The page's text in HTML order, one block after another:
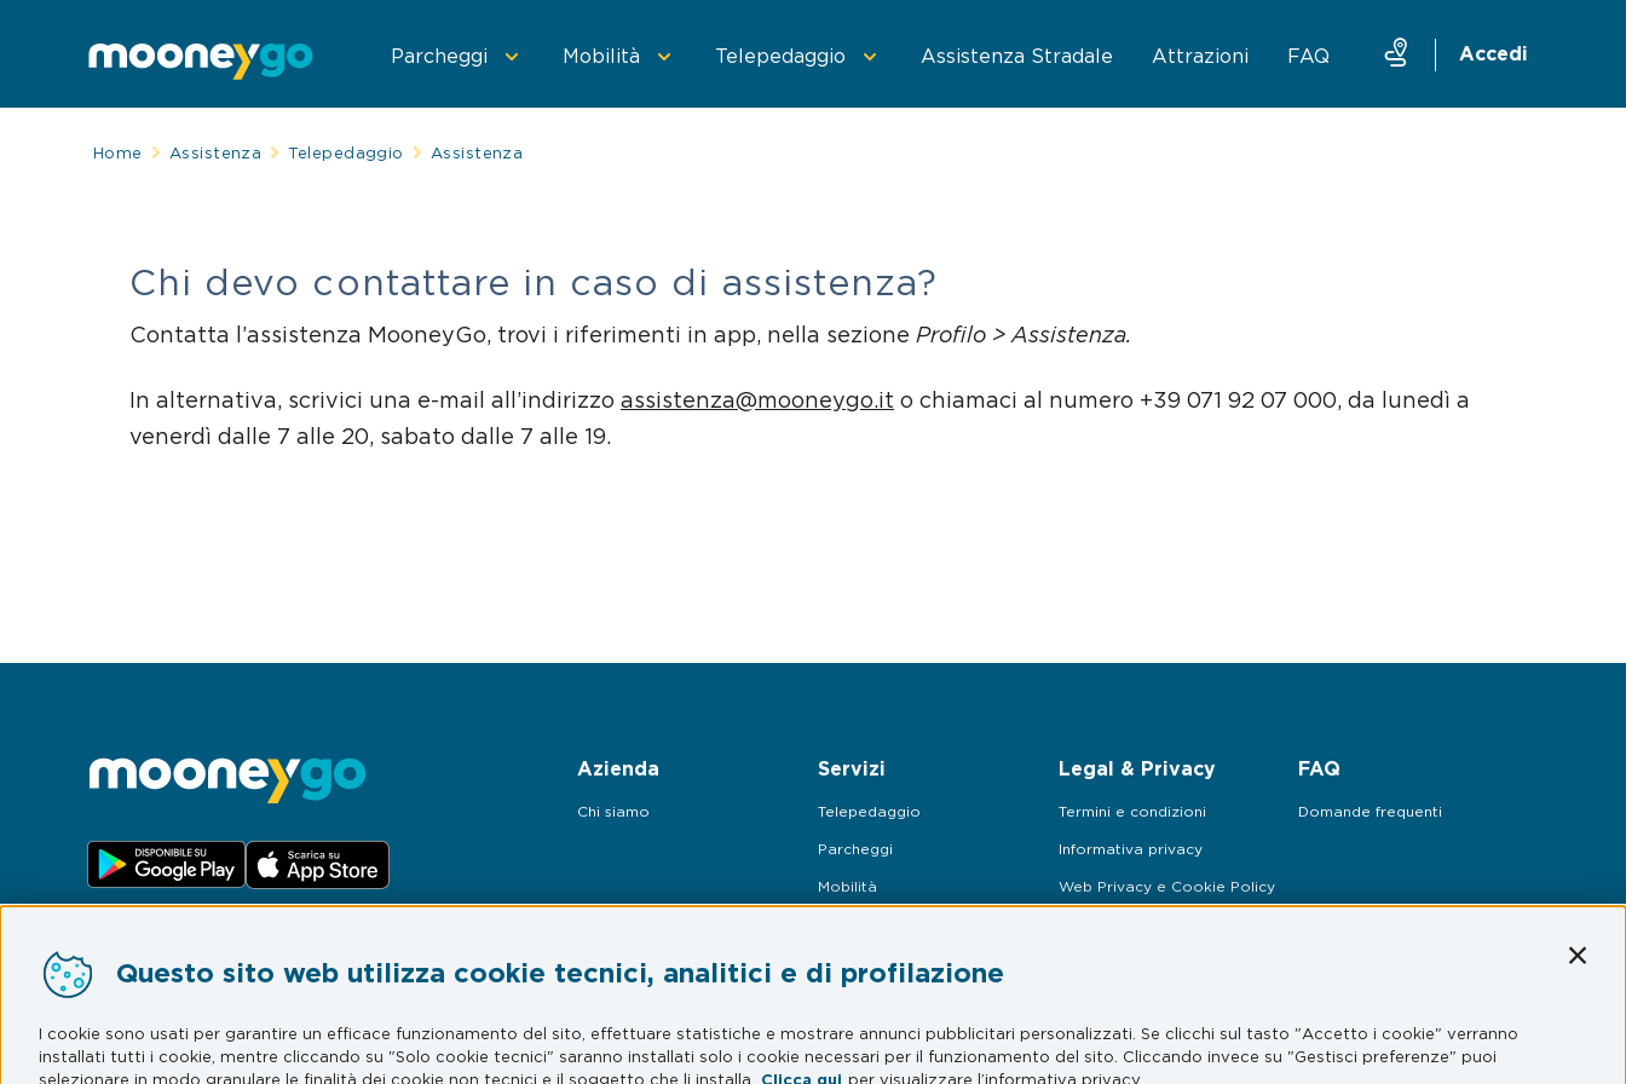
Questo sito web utilizza cookie tecnici, analitici e di profilazione
I cookie sono usati per garantire un efficace funzionamento del sito, effettuare statistiche e mostrare annunci pubblicitari personalizzati. Se clicchi sul tasto "Accetto i cookie" verranno
installati tutti i cookie, mentre cliccando su "Solo cookie tecnici" saranno installati solo i cookie necessari per il funzionamento del sito. Cliccando invece su "Gestisci preferenze" puoi
selezionare in modo granulare le finalità dei cookie non tecnici e il soggetto che li installa.
Clicca qui per visualizzare l’informativa privacy.
Parcheggi
Parcheggia con MooneyGo
Mobilità
Spostati con MooneyGo
Telepedaggio
Telepedaggio
Assistenza Stradale Attrazioni FAQ Accedi
Home Assistenza Telepedaggio Assistenza
Chi devo contattare in caso di assistenza?
Contatta l’assistenza MooneyGo, trovi i riferimenti in app, nella sezione Profilo > Assistenza.
In alternativa, scrivici una e-mail all’indirizzo assistenza@mooneygo.it o chiamaci al numero +39 071 92 07 000, da lunedì a
venerdì dalle 7 alle 20, sabato dalle 7 alle 19.
Azienda
Chi siamo
Servizi
Telepedaggio
Parcheggi
Mobilità
Legal & Privacy
Termini e condizioni
Informativa privacy
Web Privacy e Cookie Policy
FAQ
Domande frequenti
Preferenze Cookie